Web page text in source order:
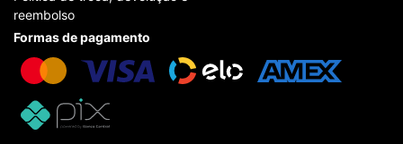
reembolso
Formas de pagamento